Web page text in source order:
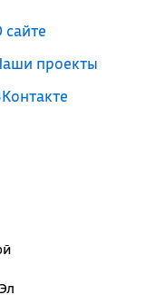
сайте
проекты